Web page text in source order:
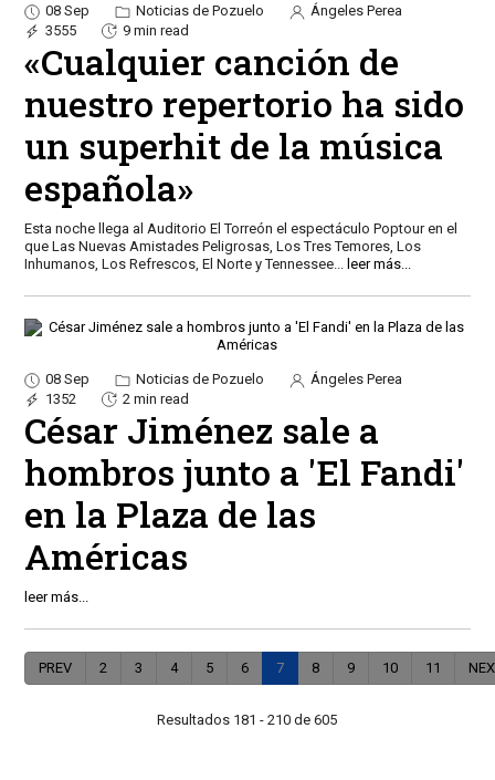
08 Sep Noticias de Pozuelo
Ángeles Perea
3555
9 min read
«Cualquier canción de
nuestro repertorio ha sido
un superhit de la música
española»
Esta noche llega al Auditorio El Torreón el espectáculo Poptour en el
que Las Nuevas Amistades Peligrosas, Los Tres Temores, Los
Inhumanos, Los Refrescos, El Norte y Tennessee... leer más...
08 Sep Noticias de Pozuelo
Ángeles Perea
1352
2 min read
César Jiménez sale a
hombros junto a 'El Fandi'
en la Plaza de las
Américas
leer más...
PREV 2 3 4 5 6 7 8 9 10 11
Resultados 181 - 210 de 605